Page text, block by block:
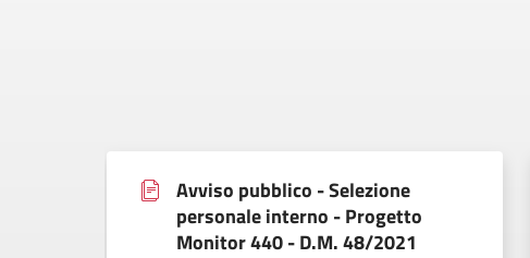
Avviso pubblico - Selezione
personale interno - Progetto
Monitor 440 - D.M. 48/2021